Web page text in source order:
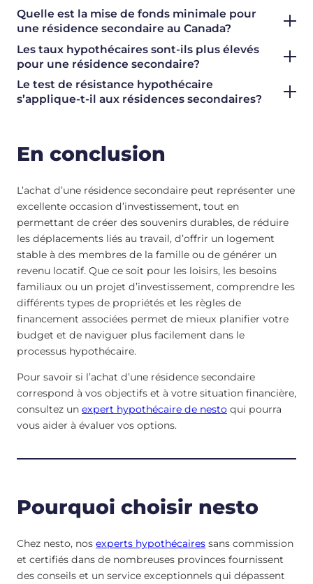
Quelle est la mise de fonds minimale pour
une résidence secondaire au Canada?
Les taux hypothécaires sont-ils plus élevés
pour une résidence secondaire?
Le test de résistance hypothécaire
s’applique-t-il aux résidences secondaires?
En conclusion
L’achat d’une résidence secondaire peut représenter une
excellente occasion d’investissement, tout en
permettant de créer des souvenirs durables, de réduire
les déplacements liés au travail, d’offrir un logement
stable à des membres de la famille ou de générer un
revenu locatif. Que ce soit pour les loisirs, les besoins
familiaux ou un projet d’investissement, comprendre les
différents types de propriétés et les règles de
financement associées permet de mieux planifier votre
budget et de naviguer plus facilement dans le
processus hypothécaire.
Pour savoir si l’achat d’une résidence secondaire
correspond à vos objectifs et à votre situation financière,
consultez un expert hypothécaire de nesto qui pourra
vous aider à évaluer vos options.
Pourquoi choisir nesto
Chez nesto, nos experts hypothécaires sans commission
et certifiés dans de nombreuses provinces fournissent
des conseils et un service exceptionnels qui dépassent